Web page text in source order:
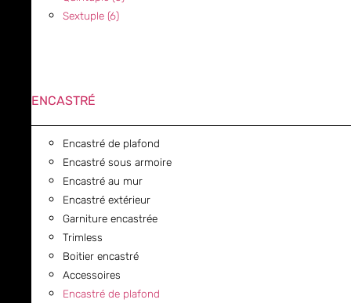
Sextuple (6)
ENCASTRÉ
Encastré de plafond
Encastré sous armoire
Encastré au mur
Encastré extérieur
Garniture encastrée
Trimless
Boitier encastré
Accessoires
Encastré de plafond